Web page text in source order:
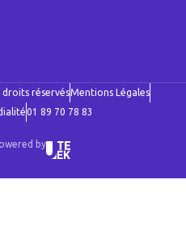
droits réservésMentions Légales
01 89 70 78 83
by